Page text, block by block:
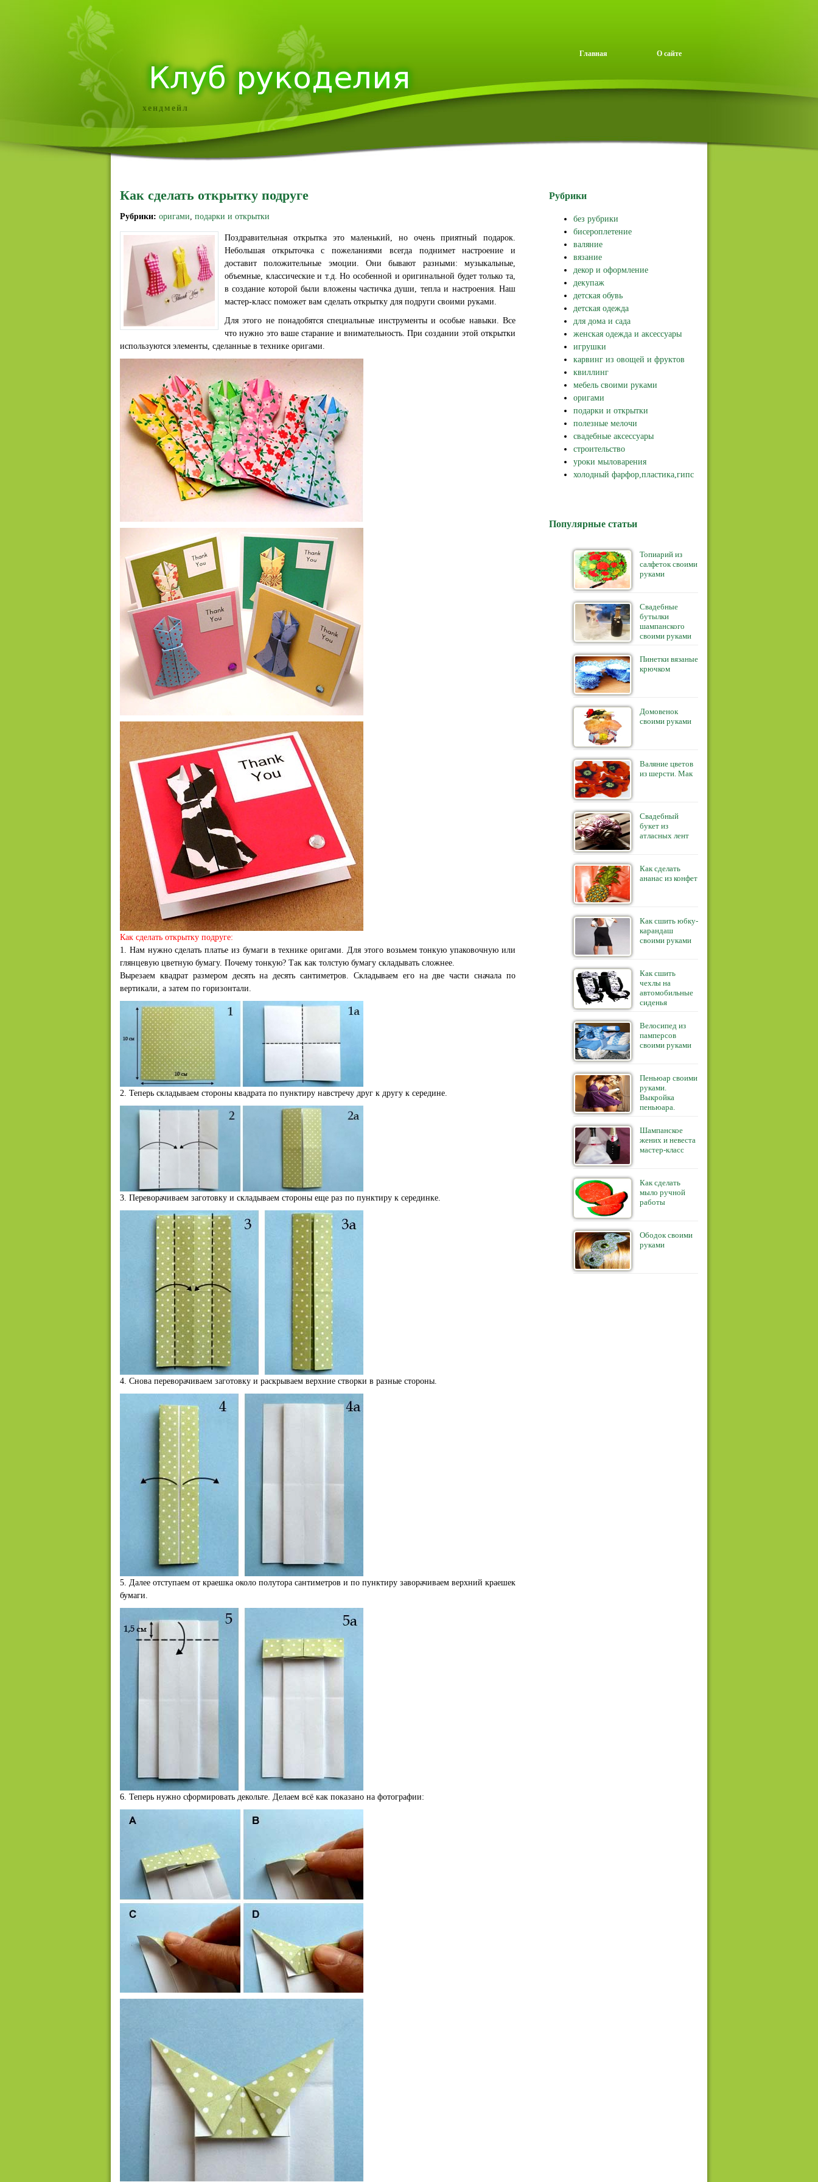
хендмейл
Главная О сайте
Как сделать открытку подруге
Рубрики: оригами, подарки и открытки
Поздравительная открытка это маленький, но очень приятный подарок.
Небольшая открыточка с пожеланиями всегда поднимет настроение и
доставит положительные эмоции. Они бывают разными: музыкальные,
объемные, классические и т.д. Но особенной и оригинальной будет только та,
в создание которой были вложены частичка души, тепла и настроения. Наш
мастер-класс поможет вам сделать открытку для подруги своими руками.
Для этого не понадобятся специальные инструменты и особые навыки. Все
что нужно это ваше старание и внимательность. При создании этой открытки
используются элементы, сделанные в технике оригами.
Как сделать открытку подруге:
1. Нам нужно сделать платье из бумаги в технике оригами. Для этого возьмем тонкую упаковочную или
глянцевую цветную бумагу. Почему тонкую? Так как толстую бумагу складывать сложнее.
Вырезаем квадрат размером десять на десять сантиметров. Складываем его на две части сначала по
вертикали, а затем по горизонтали.
2. Теперь складываем стороны квадрата по пунктиру навстречу друг к другу к середине.
3. Переворачиваем заготовку и складываем стороны еще раз по пунктиру к серединке.
4. Снова переворачиваем заготовку и раскрываем верхние створки в разные стороны.
5. Далее отступаем от краешка около полутора сантиметров и по пунктиру заворачиваем верхний краешек
бумаги.
6. Теперь нужно сформировать декольте. Делаем всё как показано на фотографии:
Рубрики
без рубрики
бисероплетение
валяние
вязание
декор и оформление
декупаж
детская обувь
детская одежда
для дома и сада
женская одежда и аксессуары
игрушки
карвинг из овощей и фруктов
квиллинг
мебель своими руками
оригами
подарки и открытки
полезные мелочи
свадебные аксессуары
строительство
уроки мыловарения
холодный фарфор,пластика,гипс
Популярные статьи
Топиарий из
салфеток своими
руками
Свадебные
бутылки
шампанского
своими руками
Пинетки вязаные
крючком
Домовенок
своими руками
Валяние цветов
из шерсти. Мак
Свадебный
букет из
атласных лент
Как сделать
ананас из конфет
Как сшить юбку-
карандаш
своими руками
Как сшить
чехлы на
автомобильные
сиденья
Велосипед из
памперсов
своими руками
Пеньюар своими
руками.
Выкройка
пеньюара.
Шампанское
жених и невеста
мастер-класс
Как сделать
мыло ручной
работы
Ободок своими
руками